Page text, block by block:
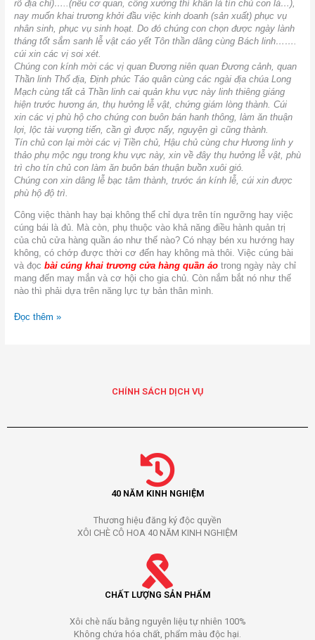
rõ địa chỉ)…..(nếu cơ quan, công xưởng thì khấn là tín chủ con là…),
nay muốn khai trương khởi đầu việc kinh doanh (sản xuất) phục vụ
nhân sinh, phục vụ sinh hoạt. Do đó chúng con chọn được ngày lành
tháng tốt sắm sanh lễ vật cáo yết Tôn thần dâng cùng Bách linh…….
cúi xin các vị soi xét.
Chúng con kính mời các vị quan Đương niên quan Đương cảnh, quan
Thần linh Thổ địa, Định phúc Táo quân cùng các ngài địa chúa Long
Mạch cùng tất cả Thần linh cai quản khu vực này linh thiêng giáng
hiện trước hương án, thụ hưởng lễ vật, chứng giám lòng thành. Cúi
xin các vị phù hộ cho chúng con buôn bán hanh thông, làm ăn thuận
lợi, lộc tài vượng tiến, cần gì được nấy, nguyện gì cũng thành.
Tín chủ con lại mời các vị Tiền chủ, Hậu chủ cùng chư Hương linh y
thảo phụ mộc ngụ trong khu vực này, xin về đây thụ hưởng lễ vật, phù
trì cho tín chủ con làm ăn buôn bán thuận buồn xuôi gió.
Chúng con xin dâng lễ bạc tâm thành, trước án kính lễ, cúi xin được
phù hộ độ trì.
Công việc thành hay bại không thể chỉ dựa trên tín ngưỡng hay việc
cúng bái là đủ. Mà còn, phụ thuộc vào khả năng điều hành quản trị
của chủ cửa hàng quần áo như thế nào? Có nhạy bén xu hướng hay
không, có chớp được thời cơ đến hay không mà thôi. Việc cúng bài
và đọc bài cúng khai trương cửa hàng quần áo trong ngày này chỉ
mang đến may mắn và cơ hội cho gia chủ. Còn nắm bắt nó như thế
nào thì phải dựa trên năng lực tự bản thân mình.
Đọc thêm »
CHÍNH SÁCH DỊCH VỤ
40 NĂM KINH NGHIỆM
Thương hiệu đăng ký độc quyền
XÔI CHÈ CÔ HOA 40 NĂM KINH NGHIỆM
CHẤT LƯỢNG SẢN PHẨM
Xôi chè nấu bằng nguyên liệu tự nhiên 100%
Không chứa hóa chất, phẩm màu độc hại.